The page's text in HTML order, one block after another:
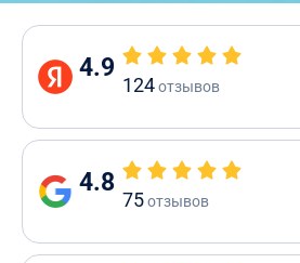
4.9
124отзывов
4.8
75отзывов